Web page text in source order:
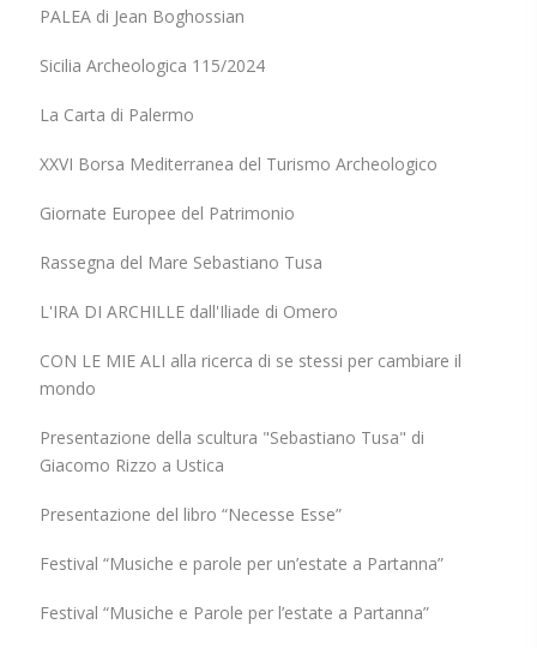
PALEA di Jean Boghossian
Sicilia Archeologica 115/2024
La Carta di Palermo
XXVI Borsa Mediterranea del Turismo Archeologico
Giornate Europee del Patrimonio
Rassegna del Mare Sebastiano Tusa
L'IRA DI ARCHILLE dall'Iliade di Omero
CON LE MIE ALI alla ricerca di se stessi per cambiare il
mondo
Presentazione della scultura "Sebastiano Tusa" di
Giacomo Rizzo a Ustica
Presentazione del libro “Necesse Esse”
Festival “Musiche e parole per un’estate a Partanna”
Festival “Musiche e Parole per l’estate a Partanna”